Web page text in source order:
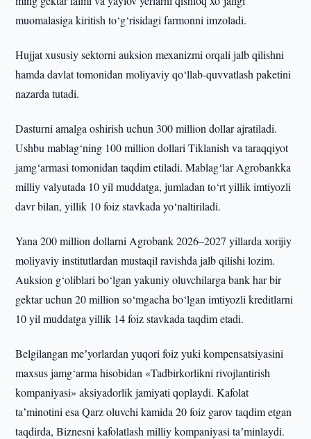
muomalasiga kiritish to‘g‘risidagi farmonni imzoladi.
Hujjat xususiy sektorni auksion mexanizmi orqali jalb qilishni
hamda davlat tomonidan moliyaviy qo‘llab-quvvatlash paketini
nazarda tutadi.
Dasturni amalga oshirish uchun 300 million dollar ajratiladi.
Ushbu mablag‘ning 100 million dollari Tiklanish va taraqqiyot
jamg‘armasi tomonidan taqdim etiladi. Mablag‘lar Agrobankka
milliy valyutada 10 yil muddatga, jumladan to‘rt yillik imtiyozli
davr bilan, yillik 10 foiz stavkada yo‘naltiriladi.
Yana 200 million dollarni Agrobank 2026–2027 yillarda xorijiy
moliyaviy institutlardan mustaqil ravishda jalb qilishi lozim.
Auksion g‘oliblari bo‘lgan yakuniy oluvchilarga bank har bir
gektar uchun 20 million so‘mgacha bo‘lgan imtiyozli kreditlarni
10 yil muddatga yillik 14 foiz stavkada taqdim etadi.
Belgilangan meʼyorlardan yuqori foiz yuki kompensatsiyasini
maxsus jamg‘arma hisobidan «Tadbirkorlikni rivojlantirish
kompaniyasi» aksiyadorlik jamiyati qoplaydi. Kafolat
taʼminotini esa Qarz oluvchi kamida 20 foiz garov taqdim etgan
taqdirda, Biznesni kafolatlash milliy kompaniyasi taʼminlaydi.